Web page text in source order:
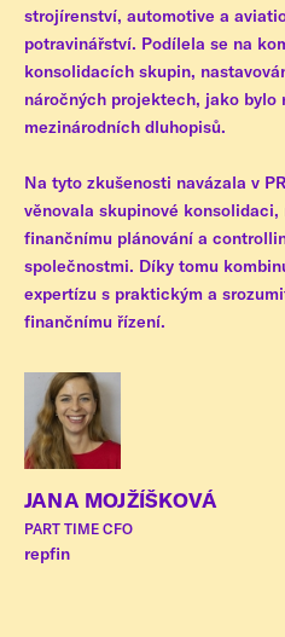
strojírenství, automotive a
potravinářství. Podílela se na
konsolidacích skupin,
náročných projektech, jako bylo
mezinárodních dluhopisů.
Na tyto zkušenosti navázala v
věnovala skupinové
finančnímu plánování a
společnostmi. Díky tomu
expertízu s praktickým a
finančnímu řízení.
JANA MOJŽÍŠKOVÁ
PART TIME CFO
repfin